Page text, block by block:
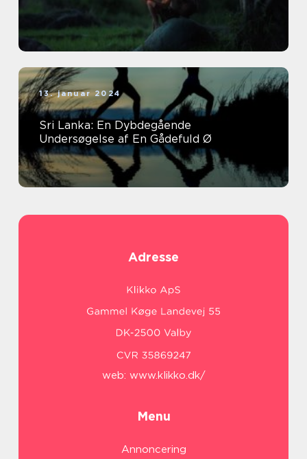
13. januar 2024
Sri Lanka: En Dybdegående
Undersøgelse af En Gådefuld Ø
Adresse
web: www.klikko.dk/
Menu
Annoncering